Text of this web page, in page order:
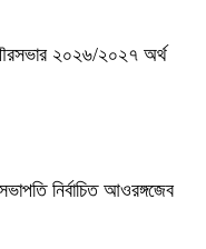
২০২৬/২০২৭ অর্থ
নির্বাচিত আওরঙ্গজেব